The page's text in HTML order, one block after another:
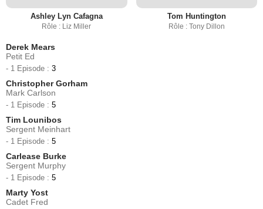
Ashley Lyn Cafagna
Rôle : Liz Miller
Tom Huntington
Rôle : Tony Dillon
Derek Mears
Petit Ed
- 1 Episode : 3
Christopher Gorham
Mark Carlson
- 1 Episode : 5
Tim Lounibos
Sergent Meinhart
- 1 Episode : 5
Carlease Burke
Sergent Murphy
- 1 Episode : 5
Marty Yost
Cadet Fred